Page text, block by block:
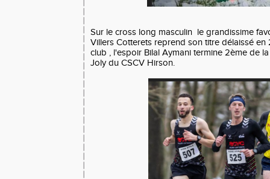
Sur le cross long masculin le grandissime
Villers Cotterets reprend son titre délaissé
club , l'espoir Bilal Aymani termine 2ème de
Joly du CSCV Hirson.